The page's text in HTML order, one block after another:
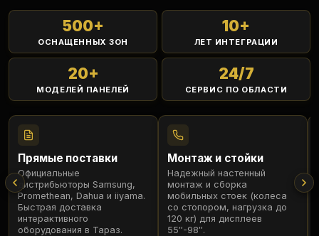
500+
ОСНАЩЕННЫХ ЗОН
10+
ЛЕТ ИНТЕГРАЦИИ
20+
МОДЕЛЕЙ ПАНЕЛЕЙ
24/7
СЕРВИС ПО ОБЛАСТИ
Прямые поставки
Официальные
дистрибьюторы Samsung,
Promethean, Dahua и iiyama.
Быстрая доставка
интерактивного
оборудования в Тараз.
Монтаж и стойки
Надежный настенный
монтаж и сборка
мобильных стоек (колеса
со стопором, нагрузка до
120 кг) для дисплеев
55″-98″.